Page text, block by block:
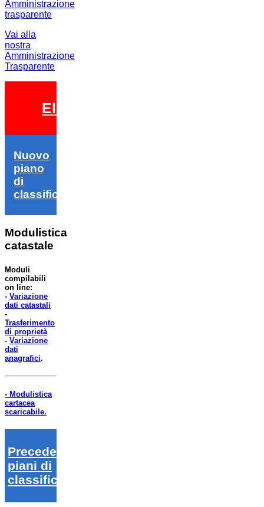
Vai alla
nostra
Amministrazione
Trasparente
Elezioni 2026
Nuovo
piano
di
classifica
Modulistica
catastale
Moduli
compilabili
on line:
- Variazione
dati catastali
-
Trasferimento
di proprietà
- Variazione
dati
anagrafici.
- Modulistica
cartacea
scaricabile.
Precedenti
piani di
classifica